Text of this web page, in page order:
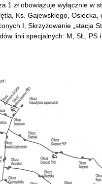
1 zł obowiązuje wyłącznie w
Ks. Gajewskiego,
I, Skrzyżowanie „stacja
linii specjalnych: M, SŁ, PS i